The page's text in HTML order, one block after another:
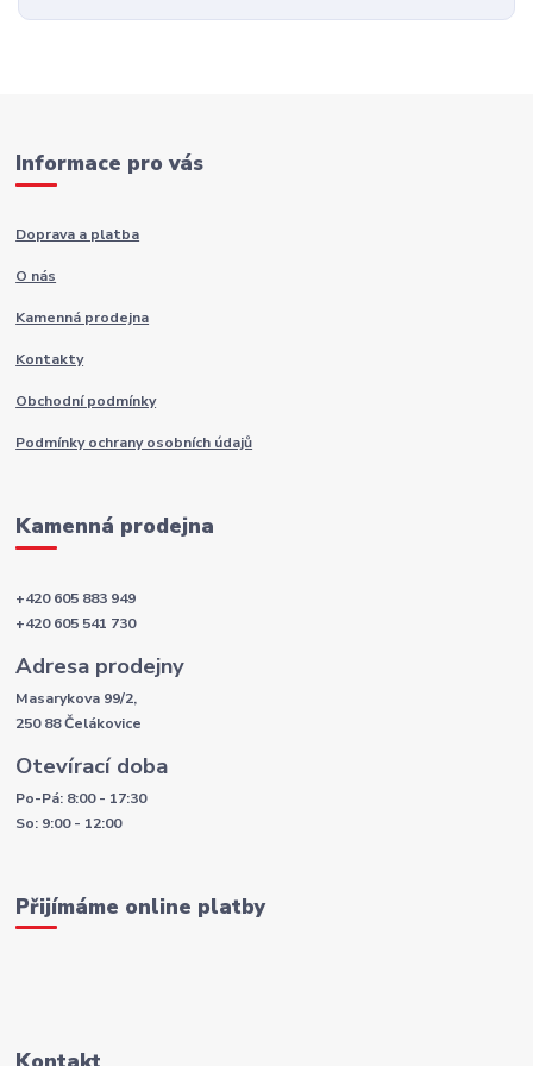
Informace pro vás
Doprava a platba
O nás
Kamenná prodejna
Kontakty
Obchodní podmínky
Podmínky ochrany osobních údajů
Kamenná prodejna
+420 605 883 949
+420 605 541 730
Adresa prodejny
Masarykova 99/2,
250 88 Čelákovice
Otevírací doba
Po-Pá: 8:00 - 17:30
So: 9:00 - 12:00
Přijímáme online platby